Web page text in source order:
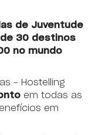
de Juventude
30 destinos
no mundo
– Hostelling
em todas as
em